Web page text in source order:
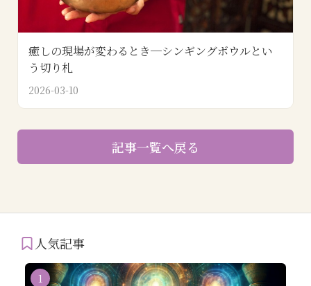
癒しの現場が変わるとき─シンギングボウルとい
う切り札
2026-03-10
記事一覧へ戻る
人気記事
1